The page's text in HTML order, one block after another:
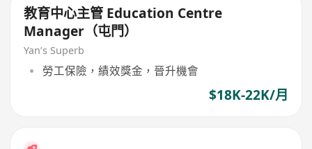
教育中心主管 Education Centre
Manager（屯門）
Yan’s Superb
勞工保險，績效獎金，晉升機會
$18K-22K/月